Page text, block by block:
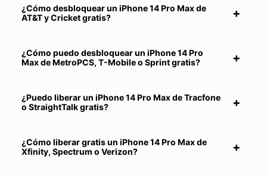
¿Cómo desbloquear un iPhone 14 Pro Max de
AT&T y Cricket gratis?
¿Cómo puedo desbloquear un iPhone 14 Pro
Max de MetroPCS, T-Mobile o Sprint gratis?
¿Puedo liberar un iPhone 14 Pro Max de Tracfone
o StraightTalk gratis?
¿Cómo liberar gratis un iPhone 14 Pro Max de
Xfinity, Spectrum o Verizon?